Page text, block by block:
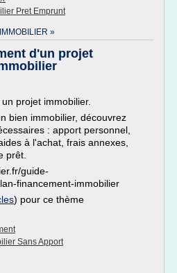
Pret Emprunt
»
d'un projet
projet immobilier.
bien immobilier, découvrez
: apport personnel,
à l'achat, frais annexes,
prêt.
guide-
financement-immobilier
) pour ce thème
Sans Apport